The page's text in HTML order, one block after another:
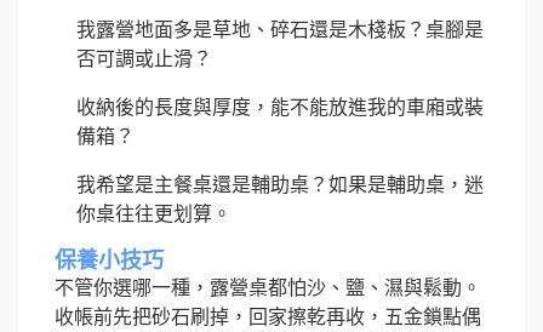
我露營地面多是草地、碎石還是木棧板？桌腳是
否可調或止滑？
收納後的長度與厚度，能不能放進我的車廂或裝
備箱？
我希望是主餐桌還是輔助桌？如果是輔助桌，迷
你桌往往更划算。
保養小技巧
不管你選哪一種，露營桌都怕沙、鹽、濕與鬆動。
收帳前先把砂石刷掉，回家擦乾再收，五金鎖點偶